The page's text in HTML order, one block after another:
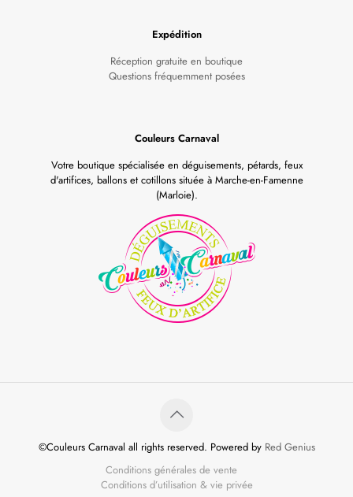
Expédition
Réception gratuite en boutique
Questions fréquemment posées
Couleurs Carnaval
Votre boutique spécialisée en déguisements, pétards, feux
d'artifices, ballons et cotillons située à Marche-en-Famenne
(Marloie).
©Couleurs Carnaval all rights reserved. Powered by Red Genius
Conditions générales de vente
Conditions d’utilisation & vie privée